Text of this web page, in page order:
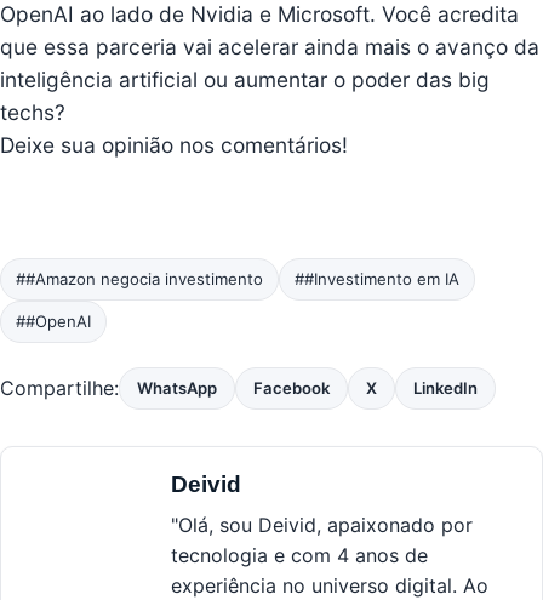
OpenAI ao lado de Nvidia e Microsoft. Você acredita
que essa parceria vai acelerar ainda mais o avanço da
inteligência artificial ou aumentar o poder das big
techs?
Deixe sua opinião nos comentários!
##Amazon negocia investimento ##Investimento em IA
##OpenAI
Compartilhe: WhatsApp Facebook X LinkedIn
Deivid
"Olá, sou Deivid, apaixonado por
tecnologia e com 4 anos de
experiência no universo digital. Ao